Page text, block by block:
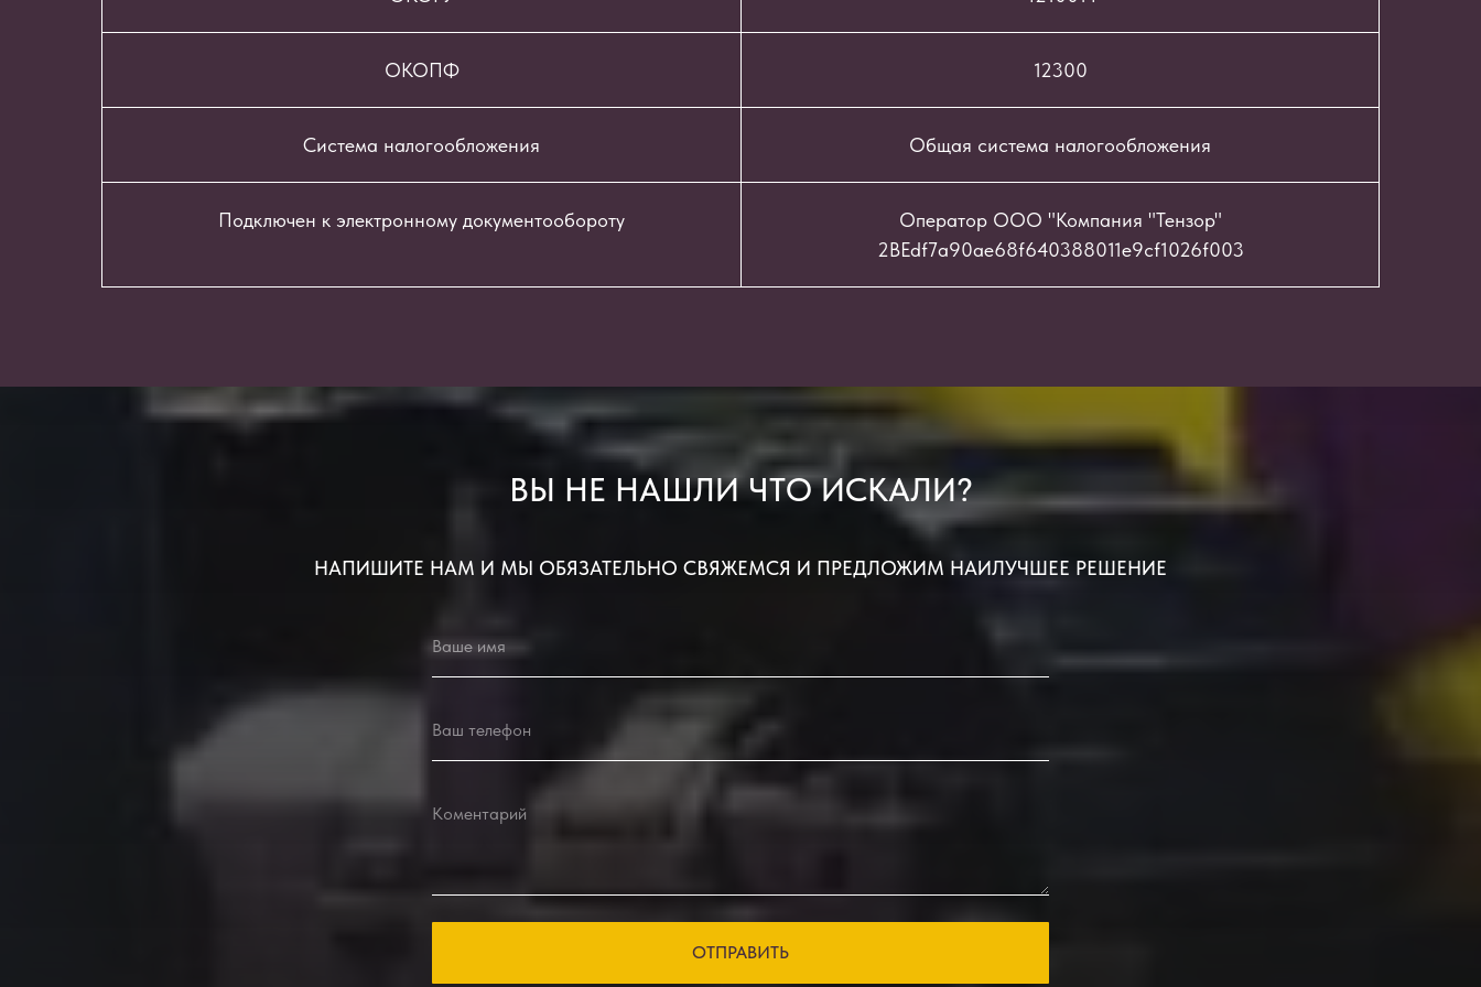
ОКОПФ 12300
Система налогообложения Общая система налогообложения
Подключен к электронному документообороту
Оператор ООО "Компания "Тензор"
2BEdf7a90ae68f640388011e9cf1026f003
ВЫ НЕ НАШЛИ ЧТО ИСКАЛИ?
НАПИШИТЕ НАМ И МЫ ОБЯЗАТЕЛЬНО СВЯЖЕМСЯ И ПРЕДЛОЖИМ НАИЛУЧШЕЕ РЕШЕНИЕ
ОТПРАВИТЬ